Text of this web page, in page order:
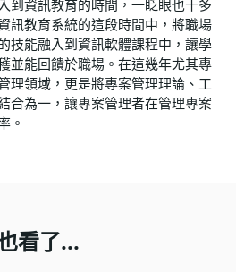
到資訊教育的時間，一眨眼也十多
訊教育系統的這段時間中，將職場
技能融入到資訊軟體課程中，讓學
並能回饋於職場。在這幾年尤其專
理領域，更是將專案管理理論、工
合為一，讓專案管理者在管理專案
。
看了...